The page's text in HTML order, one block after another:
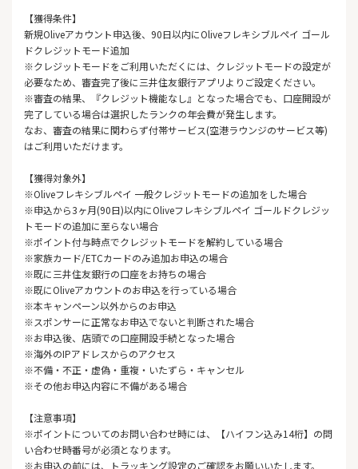
【獲得条件】
新規Oliveアカウント申込後、90日以内にOliveフレキシブルペイ ゴール
ドクレジットモード追加
※クレジットモードをご利用いただくには、クレジットモードの設定が
必要なため、審査完了後に三井住友銀行アプリよりご設定ください。
※審査の結果、『クレジット機能なし』となった場合でも、口座開設が
完了している場合は選択したランクの年会費が発生します。
なお、審査の結果に関わらず付帯サービス(空港ラウンジのサービス等)
はご利用いただけます。
【獲得対象外】
※Oliveフレキシブルペイ 一般クレジットモードの追加をした場合
※申込から3ヶ月(90日)以内にOliveフレキシブルペイ ゴールドクレジッ
トモードの追加に至らない場合
※ポイント付与時点でクレジットモードを解約している場合
※家族カード/ETCカードのみ追加お申込の場合
※既に三井住友銀行の口座をお持ちの場合
※既にOliveアカウントのお申込を行っている場合
※本キャンペーン以外からのお申込
※スポンサーに正常なお申込でないと判断された場合
※お申込後、店頭での口座開設手続となった場合
※海外のIPアドレスからのアクセス
※不備・不正・虚偽・重複・いたずら・キャンセル
※その他お申込内容に不備がある場合
【注意事項】
※ポイントについてのお問い合わせ時には、【ハイフン込み14桁】の問
い合わせ時番号が必須となります。
※お申込の前には、トラッキング設定のご確認をお願いいたします。